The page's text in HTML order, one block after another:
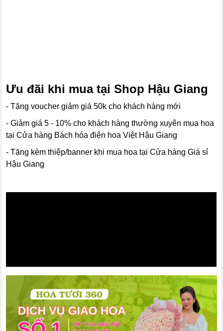
Ưu đãi khi mua tại Shop Hậu Giang
- Tặng voucher giảm giá 50k cho khách hàng mới
- Giảm giá 5 - 10% cho khách hàng thường xuyên mua hoa
tại Cửa hàng Bách hóa điện hoa Việt Hậu Giang
- Tặng kèm thiệp/banner khi mua hoa tại Cửa hàng Giá sỉ
Hậu Giang